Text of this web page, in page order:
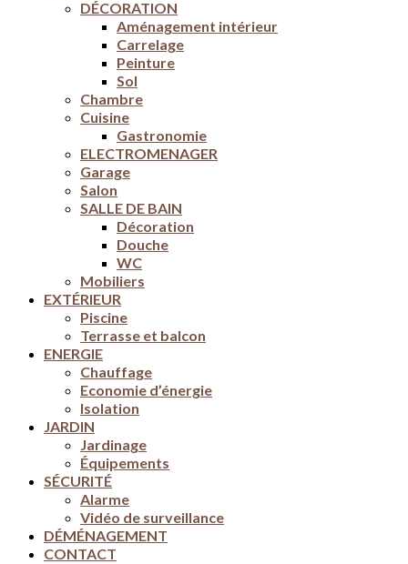
DÉCORATION
Aménagement intérieur
Carrelage
Peinture
Sol
Chambre
Cuisine
Gastronomie
ELECTROMENAGER
Garage
Salon
SALLE DE BAIN
Décoration
Douche
WC
Mobiliers
EXTÉRIEUR
Piscine
Terrasse et balcon
ENERGIE
Chauffage
Economie d’énergie
Isolation
JARDIN
Jardinage
Équipements
SÉCURITÉ
Alarme
Vidéo de surveillance
DÉMÉNAGEMENT
CONTACT